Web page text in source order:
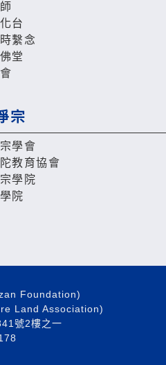
台
繫念
堂
宗
學會
教育協會
學院
院
Foundation)
Land Association)
號2樓之一